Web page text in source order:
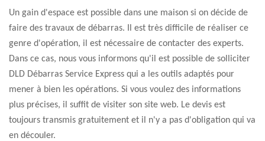
Un gain d'espace est possible dans une maison si on décide de
faire des travaux de débarras. Il est très difficile de réaliser ce
genre d'opération, il est nécessaire de contacter des experts.
Dans ce cas, nous vous informons qu'il est possible de solliciter
DLD Débarras Service Express qui a les outils adaptés pour
mener à bien les opérations. Si vous voulez des informations
plus précises, il suffit de visiter son site web. Le devis est
toujours transmis gratuitement et il n'y a pas d'obligation qui va
en découler.